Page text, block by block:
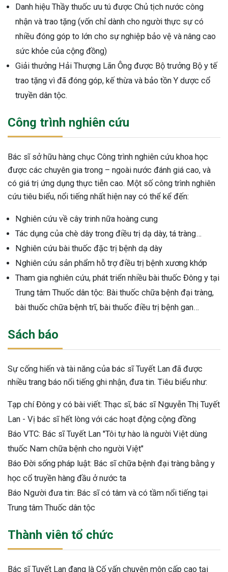
Danh hiệu Thầy thuốc ưu tú được Chủ tịch nước công
nhận và trao tặng (vốn chỉ dành cho người thực sự có
nhiều đóng góp to lớn cho sự nghiệp bảo vệ và nâng cao
sức khỏe của cộng đồng)
Giải thưởng Hải Thượng Lãn Ông được Bộ trưởng Bộ y tế
trao tặng vì đã đóng góp, kế thừa và bảo tồn Y dược cổ
truyền dân tộc.
Công trình nghiên cứu
Bác sĩ sở hữu hàng chục Công trình nghiên cứu khoa học
được các chuyên gia trong – ngoài nước đánh giá cao, và
có giá trị ứng dụng thực tiễn cao. Một số công trình nghiên
cứu tiêu biểu, nổi tiếng nhất hiện nay có thể kể đến:
Nghiên cứu về cây trinh nữa hoàng cung
Tác dụng của chè dây trong điều trị dạ dày, tá tràng…
Nghiên cứu bài thuốc đặc trị bệnh dạ dày
Nghiên cứu sản phẩm hỗ trợ điều trị bệnh xương khớp
Tham gia nghiên cứu, phát triển nhiều bài thuốc Đông y tại
Trung tâm Thuốc dân tộc: Bài thuốc chữa bệnh đại tràng,
bài thuốc chữa bệnh trĩ, bài thuốc điều trị bệnh gan…
Sách báo
Sự cống hiến và tài năng của bác sĩ Tuyết Lan đã được
nhiều trang báo nổi tiếng ghi nhận, đưa tin. Tiêu biểu như:
Tạp chí Đông y có bài viết: Thạc sĩ, bác sĩ Nguyễn Thị Tuyết
Lan - Vị bác sĩ hết lòng với các hoạt động cộng đồng
Báo VTC: Bác sĩ Tuyết Lan "Tôi tự hào là người Việt dùng
thuốc Nam chữa bệnh cho người Việt"
Báo Đời sống pháp luật: Bác sĩ chữa bệnh đại tràng bằng y
học cổ truyền hàng đầu ở nước ta
Báo Người đưa tin: Bác sĩ có tâm và có tầm nổi tiếng tại
Trung tâm Thuốc dân tộc
Thành viên tổ chức
Bác sĩ Tuyết Lan đang là Cố vấn chuyên môn cấp cao tại